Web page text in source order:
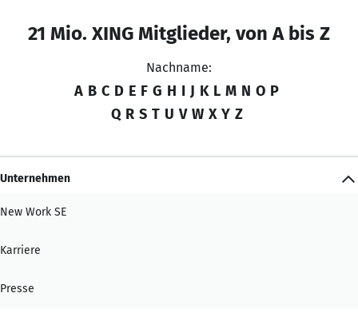
21 Mio. XING Mitglieder, von A bis Z
Nachname:
A B C D E F G H I J K L M N O P
Q R S T U V W X Y Z
Unternehmen
New Work SE
Karriere
Presse